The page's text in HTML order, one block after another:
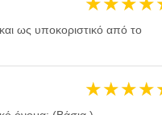
ως υποκοριστικό από το
★★★★